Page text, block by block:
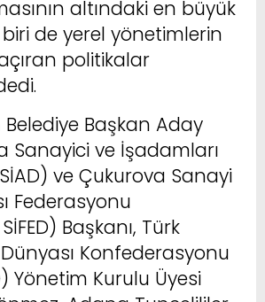
altındaki en büyük
de yerel yönetimlerin
politikalar
Belediye Başkan Aday
Sanayici ve İşadamları
ve Çukurova Sanayi
Federasyonu
Başkanı, Türk
Konfederasyonu
Yönetim Kurulu Üyesi